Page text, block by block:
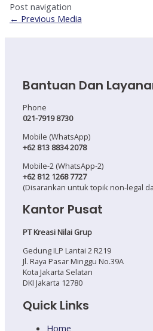
Post navigation
← Previous Media
Bantuan Dan
Phone
021-7919 8730
Mobile (WhatsApp)
+62 813 8834 2078
Mobile-2 (WhatsApp-2)
+62 812 1268 7727
(Disarankan untuk topik non-legal
Kantor Pusat
PT Kreasi Nilai Grup
Gedung ILP Lantai 2 R219
Jl. Raya Pasar Minggu No.39A
Kota Jakarta Selatan
DKI Jakarta 12780
Quick Links
Home